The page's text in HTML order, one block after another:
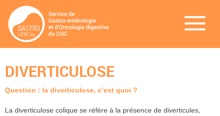
DIVERTICULOSE
Question : la diverticulose, c’est quoi ?
La diverticulose colique se réfère à la présence de diverticules,